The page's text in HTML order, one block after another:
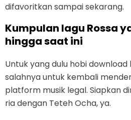
difavoritkan sampai sekarang.
Kumpulan lagu Rossa
hingga saat ini
Untuk yang dulu hobi download
salahnya untuk kembali
platform musik legal. Siapkan
ria dengan Teteh Ocha, ya.